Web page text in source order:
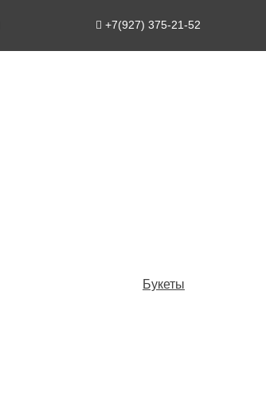
+7(927) 375-21-52
Букеты